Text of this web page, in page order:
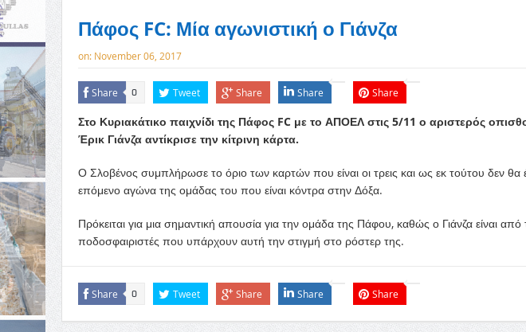
Πάφος FC: Μία αγωνιστική ο Γιάνζα
on: November 06, 2017
Share 0 Tweet Share Share Share
Στο Κυριακάτικο παιχνίδι της Πάφος FC με το ΑΠΟΕΛ στις 5/11 ο αριστερός
Έρικ Γιάνζα αντίκρισε την κίτρινη κάρτα.
Ο Σλοβένος συμπλήρωσε το όριο των καρτών που είναι οι τρεις και ως εκ τούτου δεν θα
επόμενο αγώνα της ομάδας του που είναι κόντρα στην Δόξα.
Πρόκειται για μια σημαντική απουσία για την ομάδα της Πάφου, καθώς ο Γιάνζα είναι από
ποδοσφαιριστές που υπάρχουν αυτή την στιγμή στο ρόστερ της.
Share 0 Tweet Share Share Share